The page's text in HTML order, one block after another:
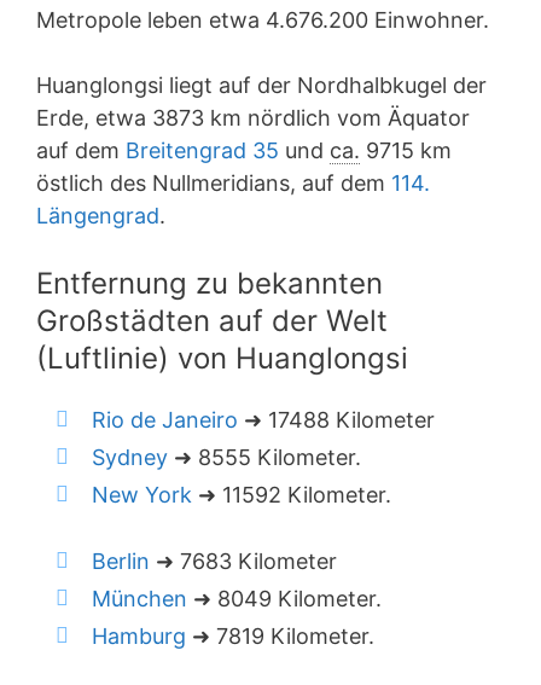
Metropole leben etwa 4.676.200 Einwohner.
Huanglongsi liegt auf der Nordhalbkugel der
Erde, etwa 3873 km nördlich vom Äquator
auf dem Breitengrad 35 und ca. 9715 km
östlich des Nullmeridians, auf dem 114.
Längengrad.
Entfernung zu bekannten
Großstädten auf der Welt
(Luftlinie) von Huanglongsi
Rio de Janeiro ➜ 17488 Kilometer
Sydney ➜ 8555 Kilometer.
New York ➜ 11592 Kilometer.
Berlin ➜ 7683 Kilometer
München ➜ 8049 Kilometer.
Hamburg ➜ 7819 Kilometer.